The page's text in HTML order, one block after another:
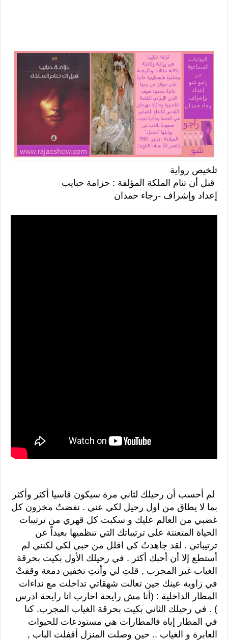
تلخيص رواية
قبل أن تنام الملكة المؤلفة : حزامة حبايب
إعداد وإشراف -رجاء حمدان
لم أحسب أن رحيلك لثاني مرة سيكون قاسيا أكثر وأكثر
بما لا يطاق من اول رحيل لكي عني . نفضتُ مخزون كل
غضبي من العالم عليك و سكبت كل قهري من ترتيبات
الحياة المتعنتة على ترتيباتك التي تنظميها بعيداً عن
ترتيباتي . لقد جاهدتُ كي اقلل من حبي لكي لكنني لم
أستطع إلا أن أحبك أكثر . في رحيلك الأول بكيت بحرقة
الغياب غير المجرب , قلتِ لي وأنتِ تخفين دمعة وقفتْ
في زاوية عينك حين تعالت شهقاتي تداخلت مع نداءات
المطار الداخلية : (أنا مش رايحة احارب انا رايحة ادرس
) . في رحيلك الثاني بكيت بحرقة الغياب المجرب. كنا
في المطار إياه فالمطارات هي مستودعات للحيوات
العابرة و الغياب .. حين وصلت المنزل أقفلت الباب ,